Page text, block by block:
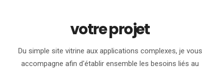
votre projet
Du simple site vitrine aux applications complexes, je vous
accompagne afin d'établir ensemble les besoins liés au